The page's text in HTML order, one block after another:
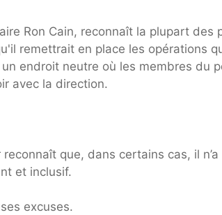
Ron Cain, reconnaît la plupart des
remettrait en place les opérations
endroit neutre où les membres du
avec la direction.
que, dans certains cas, il
et inclusif.
excuses.